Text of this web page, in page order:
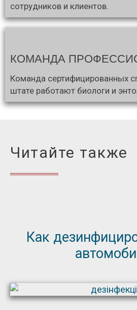
сотрудников и клиентов.
КОМАНДА
Команда сертифицированных
штате работают биологи и
Читайте также
Как